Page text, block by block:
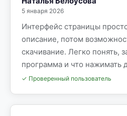
5 января 2026
Интерфейс страницы
описание, потом
скачивание. Легко понять,
программа и что нажимать
✓ Проверенный пользователь